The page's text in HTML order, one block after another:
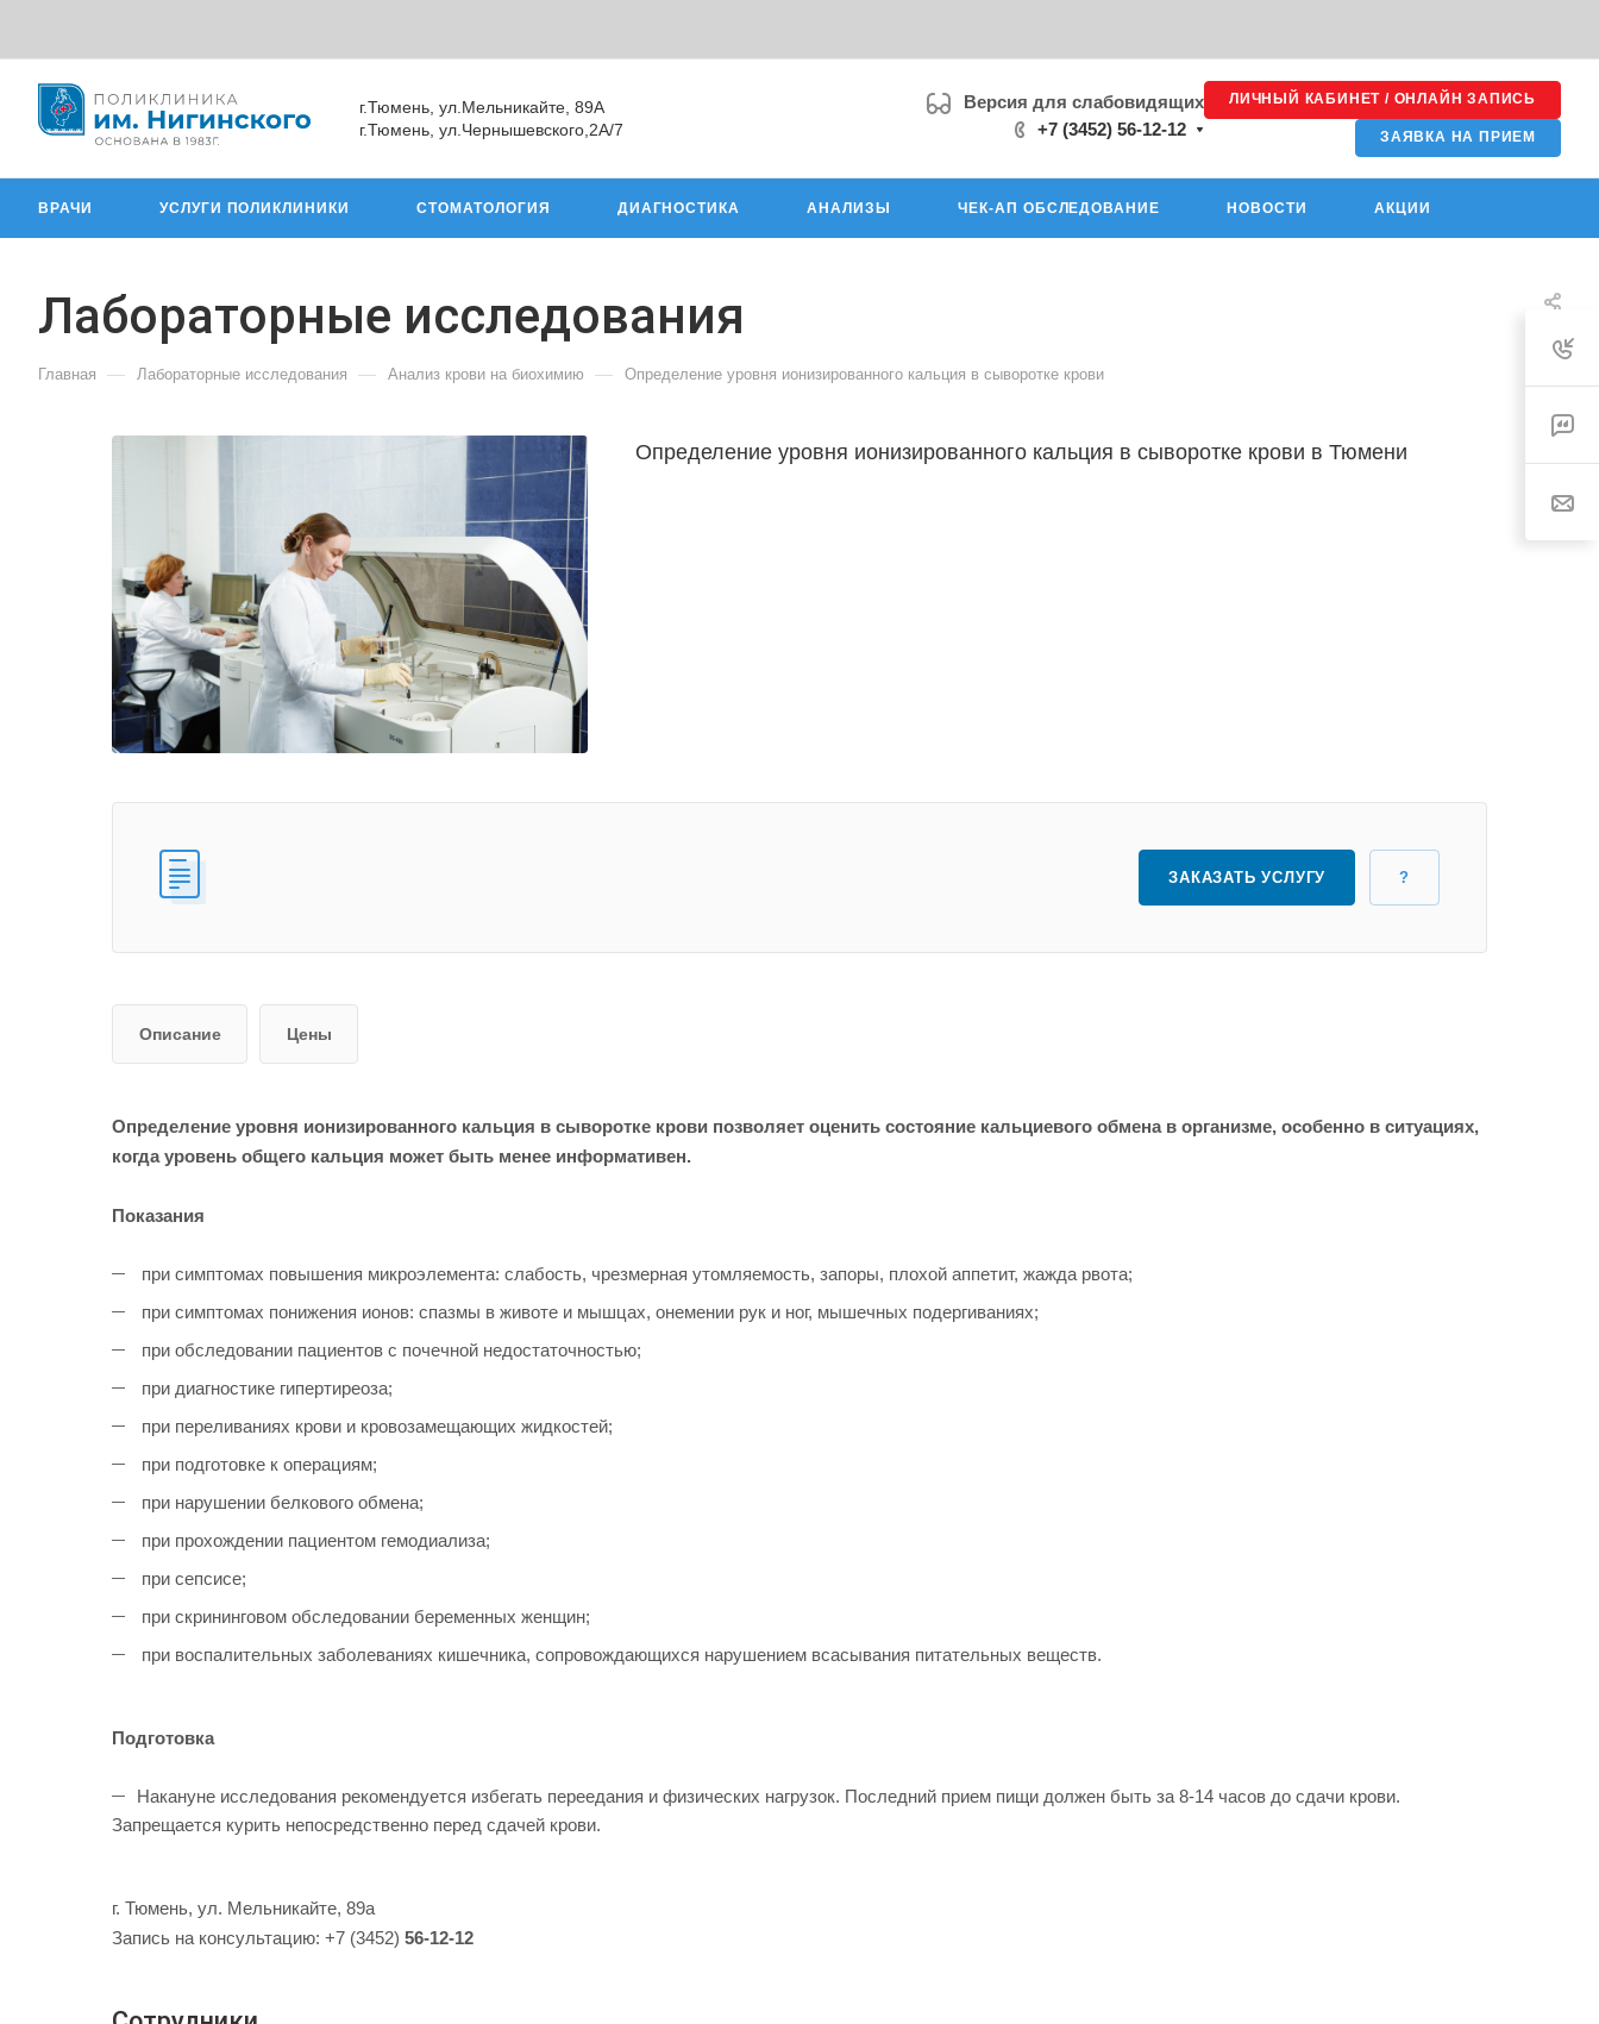
г.Тюмень, ул.Мельникайте, 89А
г.Тюмень, ул.Чернышевского,2А/7
Версия для слабовидящих
+7 (3452) 56-12-12
ЛИЧНЫЙ КАБИНЕТ / ОНЛАЙН ЗАПИСЬ
ЗАЯВКА НА ПРИЕМ
ВРАЧИ УСЛУГИ ПОЛИКЛИНИКИ СТОМАТОЛОГИЯ ДИАГНОСТИКА АНАЛИЗЫ ЧЕК-АП ОБСЛЕДОВАНИЕ НОВОСТИ АКЦИИ
Лабораторные исследования
Главная — Лабораторные исследования — Анализ крови на биохимию — Определение уровня ионизированного кальция в сыворотке крови
Определение уровня ионизированного кальция в сыворотке крови в Тюмени
ЗАКАЗАТЬ УСЛУГУ ?
Описание Цены
Определение уровня ионизированного кальция в сыворотке крови позволяет оценить состояние кальциевого обмена в организме, особенно в ситуациях,
когда уровень общего кальция может быть менее информативен.
Показания
при симптомах повышения микроэлемента: слабость, чрезмерная утомляемость, запоры, плохой аппетит, жажда рвота;
при симптомах понижения ионов: спазмы в животе и мышцах, онемении рук и ног, мышечных подергиваниях;
при обследовании пациентов с почечной недостаточностью;
при диагностике гипертиреоза;
при переливаниях крови и кровозамещающих жидкостей;
при подготовке к операциям;
при нарушении белкового обмена;
при прохождении пациентом гемодиализа;
при сепсисе;
при скрининговом обследовании беременных женщин;
при воспалительных заболеваниях кишечника, сопровождающихся нарушением всасывания питательных веществ.
Подготовка
Накануне исследования рекомендуется избегать переедания и физических нагрузок. Последний прием пищи должен быть за 8-14 часов до сдачи крови.
Запрещается курить непосредственно перед сдачей крови.
г. Тюмень, ул. Мельникайте, 89а
Запись на консультацию: +7 (3452) 56-12-12